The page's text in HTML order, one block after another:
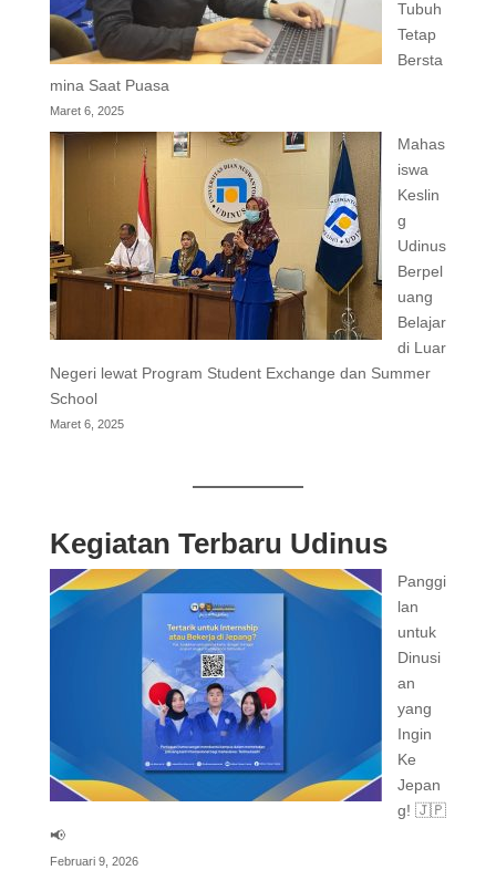
Tubuh
Tetap
Bersta
mina Saat Puasa
Maret 6, 2025
Mahas
iswa
Keslin
g
Udinus
Berpel
uang
Belajar
di Luar
Negeri lewat Program Student Exchange dan Summer
School
Maret 6, 2025
Kegiatan Terbaru Udinus
Panggi
lan
untuk
Dinusi
an
yang
Ingin
Ke
Jepan
g! 🇯🇵
📢
Februari 9, 2026